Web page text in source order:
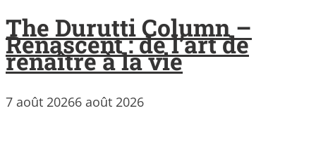
The Durutti Column –
Renascent : de l’art de
renaître à la vie
7 août 20266 août 2026